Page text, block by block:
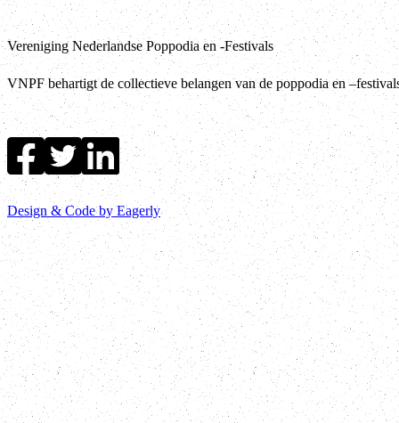
Vereniging Nederlandse Poppodia en -Festivals
VNPF behartigt de collectieve belangen van de poppodia en
Design & Code by Eagerly